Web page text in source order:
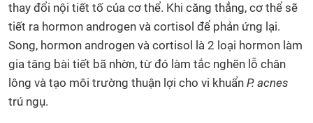
thay đổi nội tiết tố của cơ thể. Khi căng thẳng, cơ thể sẽ
tiết ra hormon androgen và cortisol để phản ứng lại.
Song, hormon androgen và cortisol là 2 loại hormon làm
gia tăng bài tiết bã nhờn, từ đó làm tắc nghẽn lỗ chân
lông và tạo môi trường thuận lợi cho vi khuẩn P. acnes
trú ngụ.